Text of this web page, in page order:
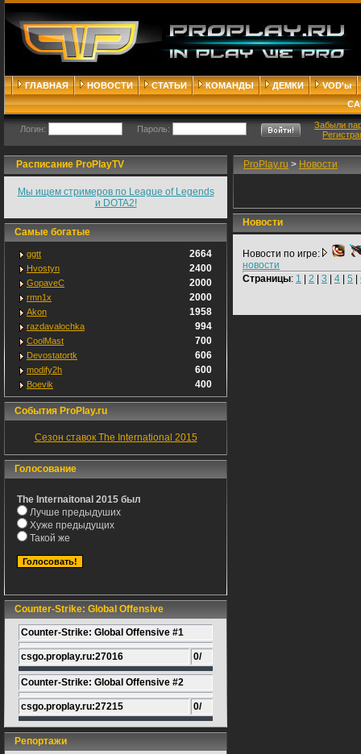
ГЛАВНАЯ НОВОСТИ СТАТЬИ КОМАНДЫ ДЕМКИ
VOD'ы
Логин: Пароль:
Забыли
Расписание ProPlayTV
Мы ищем стримеров по League of Legends
и DOTA2!
Самые богатые
ggtt 2664
Hvostyn 2400
GopaveC 2000
rmn1x 2000
Akon 1958
razdavalochka 994
CoolMast 700
Devostatortk 606
modify2h 600
Boevik 400
События ProPlay.ru
Сезон ставок The International 2015
Голосование
The Internaitonal 2015 был
Лучше предыдуших
Хуже предыдущих
Такой же
Counter-Strike: Global Offensive
Counter-Strike: Global Offensive #1
csgo.proplay.ru:27016 0/
Counter-Strike: Global Offensive #2
csgo.proplay.ru:27215 0/
Репортажи
ProPlay.ru > Новости
Новости
Новости по игре:
новости
Страницы: 1 2 3 4 5